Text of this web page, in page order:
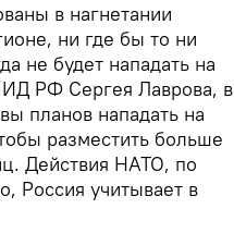
в нагнетании
ни где бы то ни
не будет нападать на
РФ Сергея Лаврова, в
планов нападать на
разместить больше
Действия НАТО, по
Россия учитывает в